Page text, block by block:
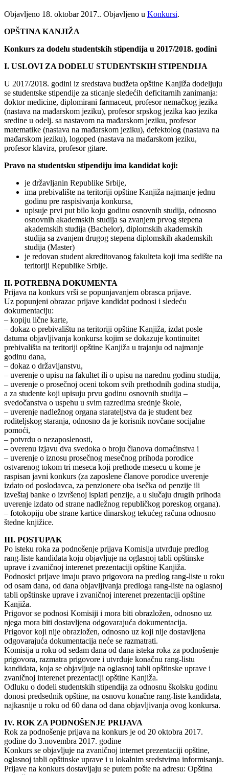
Objavljeno 18. oktobar 2017.. Objavljeno u Konkursi.
OPŠTINA KANJIŽA
Konkurs za dodelu studentskih stipendija u 2017/2018. godini
I. USLOVI ZA DODELU STUDENTSKIH STIPENDIJA
U 2017/2018. godini iz sredstava budžeta opštine Kanjiža dodeljuju
se studentske stipendije za sticanje sledećih deficitarnih zanimanja:
doktor medicine, diplomirani farmaceut, profesor nemačkog jezika
(nastava na mađarskom jeziku), profesor srpskog jezika kao jezika
sredine u odelj. sa nastavom na mađarskom jeziku, profesor
matematike (nastava na mađarskom jeziku), defektolog (nastava na
mađarskom jeziku), logoped (nastava na mađarskom jeziku,
profesor klavira, profesor gitare.
Pravo na studentsku stipendiju ima kandidat koji:
je državljanin Republike Srbije,
ima prebivalište na teritoriji opštine Kanjiža najmanje jednu
godinu pre raspisivanja konkursa,
upisuje prvi put bilo koju godinu osnovnih studija, odnosno
osnovnih akademskih studija sa zvanjem prvog stepena
akademskih studija (Bachelor), diplomskih akademskih
studija sa zvanjem drugog stepena diplomskih akademskih
studija (Master)
je redovan student akreditovanog fakulteta koji ima sedište na
teritoriji Republike Srbije.
II. POTREBNA DOKUMENTA
Prijava na konkurs vrši se popunjavanjem obrasca prijave.
Uz popunjeni obrazac prijave kandidat podnosi i sledeću
dokumentaciju:
– kopiju lične karte,
– dokaz o prebivalištu na teritoriji opštine Kanjiža, izdat posle
datuma objavljivanja konkursa kojim se dokazuje kontinuitet
prebivališta na teritoriji opštine Kanjiža u trajanju od najmanje
godinu dana,
– dokaz o državljanstvu,
– uverenje o upisu na fakultet ili o upisu na narednu godinu studija,
– uverenje o prosečnoj oceni tokom svih prethodnih godina studija,
a za studente koji upisuju prvu godinu osnovnih studija –
svedočanstva o uspehu u svim razredima srednje škole,
– uverenje nadležnog organa starateljstva da je student bez
roditeljskog staranja, odnosno da je korisnik novčane socijalne
pomoći,
– potvrdu o nezaposlenosti,
– overenu izjavu dva svedoka o broju članova domaćinstva i
– uverenje o iznosu prosečnog mesečnog prihoda porodice
ostvarenog tokom tri meseca koji prethode mesecu u kome je
raspisan javni konkurs (za zaposlene članove porodice uverenje
izdato od poslodavca, za penzionere oba isečka od penzije ili
izveštaj banke o izvršenoj isplati penzije, a u slučaju drugih prihoda
uverenje izdato od strane nadležnog republičkog poreskog organa).
– fotokopiju obe strane kartice dinarskog tekućeg računa odnosno
štedne knjižice.
III. POSTUPAK
Po isteku roka za podnošenje prijava Komisija utvrđuje predlog
rang-liste kandidata koju objavljuje na oglasnoj tabli opštinske
uprave i zvaničnoj interenet prezentaciji opštine Kanjiža.
Podnosici prijave imaju pravo prigovora na predlog rang-liste u roku
od osam dana, od dana objavljivanja predloga rang-liste na oglasnoj
tabli opštinske uprave i zvaničnoj interenet prezentaciji opštine
Kanjiža.
Prigovor se podnosi Komisiji i mora biti obrazložen, odnosno uz
njega mora biti dostavljena odgovarajuća dokumentacija.
Prigovor koji nije obrazložen, odnosno uz koji nije dostavljena
odgovarajuća dokumentacija neće se razmatrati.
Komisija u roku od sedam dana od dana isteka roka za podnošenje
prigovora, razmatra prigovore i utvrđuje konačnu rang-listu
kandidata, koja se objavljuje na oglasnoj tabli opštinske uprave i
zvaničnoj interenet prezentaciji opštine Kanjiža.
Odluku o dodeli studentskih stipendija za odnosnu školsku godinu
donosi predsednik opštine, na osnovu konačne rang-liste kandidata,
najkasnije u roku od 60 dana od dana objavljivanja ovog konkursa.
IV. ROK ZA PODNOŠENJE PRIJAVA
Rok za podnošenje prijava na konkurs je od 20 oktobra 2017.
godine do 3.novembra 2017. godine
Konkurs se objavljuje na zvaničnoj internet prezentaciji opštine,
oglasnoj tabli opštinske uprave i u lokalnim sredstvima informisanja.
Prijave na konkurs dostavljaju se putem pošte na adresu: Opština